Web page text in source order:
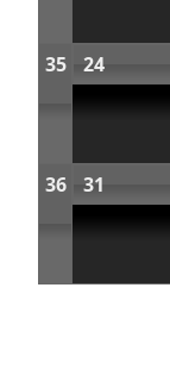
35 24
36 31